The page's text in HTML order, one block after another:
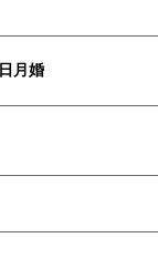
日月婚